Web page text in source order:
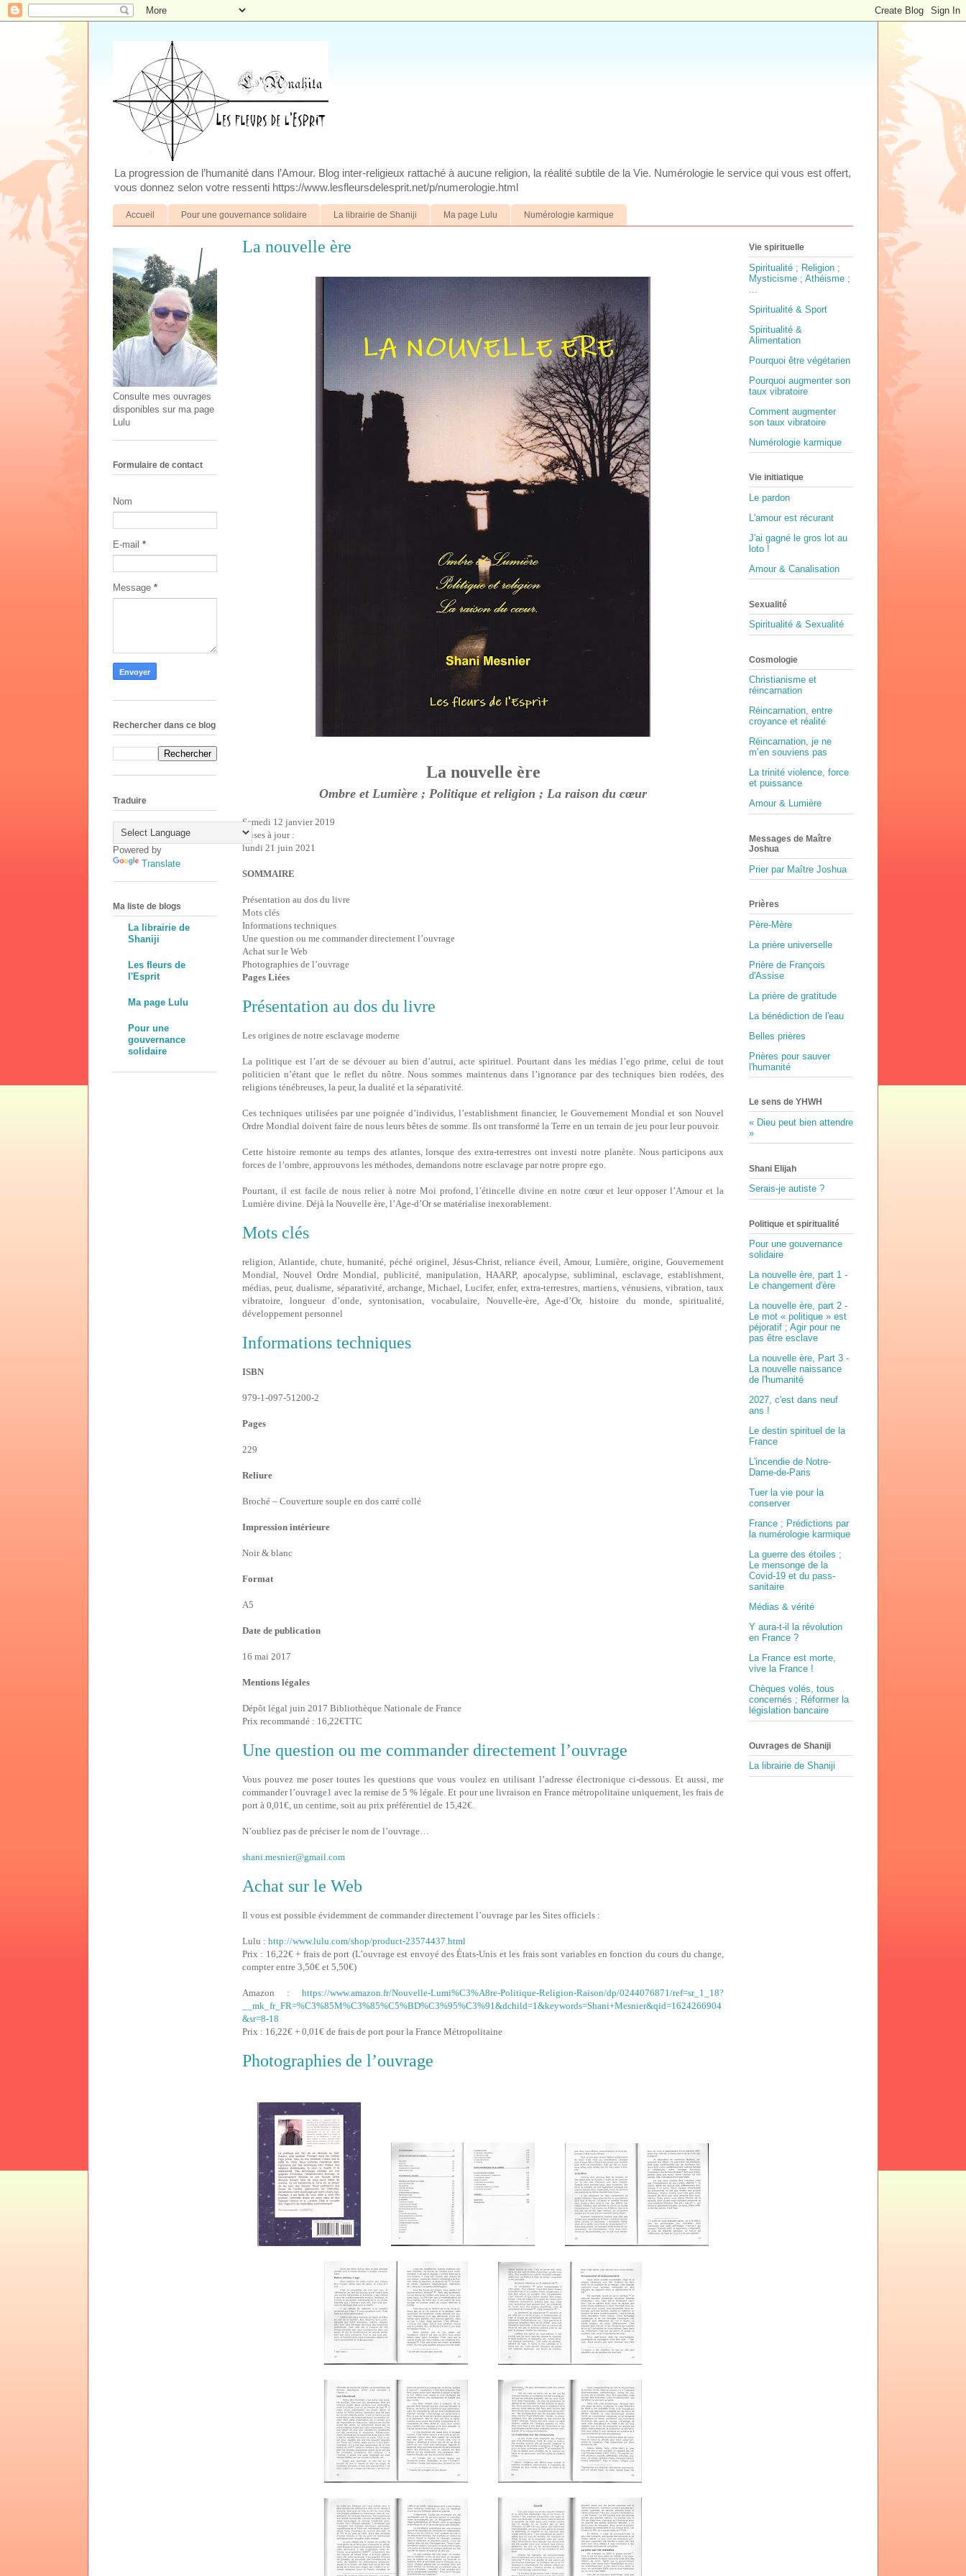
La progression de l’humanité dans l’Amour. Blog inter-religieux rattaché à aucune religion, la réalité subtile de la Vie. Numérologie le service qui vous est offert,
vous donnez selon votre ressenti https://www.lesfleursdelesprit.net/p/numerologie.html
Accueil Pour une gouvernance solidaire La librairie de Shaniji Ma page Lulu Numérologie karmique
La nouvelle ère
La nouvelle ère
Ombre et Lumière ; Politique et religion ; La raison du cœur
Samedi 12 janvier 2019
Mises à jour :
lundi 21 juin 2021
SOMMAIRE
Présentation au dos du livre
Mots clés
Informations techniques
Une question ou me commander directement l’ouvrage
Achat sur le Web
Photographies de l’ouvrage
Pages Liées
Présentation au dos du livre
Les origines de notre esclavage moderne
La politique est l’art de se dévouer au bien d’autrui, acte spirituel. Pourtant dans les médias l’ego prime, celui de tout
politicien n’étant que le reflet du nôtre. Nous sommes maintenus dans l’ignorance par des techniques bien rodées, des
religions ténébreuses, la peur, la dualité et la séparativité.
Ces techniques utilisées par une poignée d’individus, l’establishment financier, le Gouvernement Mondial et son Nouvel
Ordre Mondial doivent faire de nous leurs bêtes de somme. Ils ont transformé la Terre en un terrain de jeu pour leur pouvoir.
Cette histoire remonte au temps des atlantes, lorsque des extra-terrestres ont investi notre planète. Nous participons aux
forces de l’ombre, approuvons les méthodes, demandons notre esclavage par notre propre ego.
Pourtant, il est facile de nous relier à notre Moi profond, l’étincelle divine en notre cœur et leur opposer l’Amour et la
Lumière divine. Déjà la Nouvelle ère, l’Age-d’Or se matérialise inexorablement.
Mots clés
religion, Atlantide, chute, humanité, péché originel, Jésus-Christ, reliance éveil, Amour, Lumière, origine, Gouvernement
Mondial, Nouvel Ordre Mondial, publicité, manipulation, HAARP, apocalypse, subliminal, esclavage, establishment,
médias, peur, dualisme, séparativité, archange, Michael, Lucifer, enfer, extra-terrestres, martiens, vénusiens, vibration, taux
vibratoire, longueur d’onde, syntonisation, vocabulaire, Nouvelle-ère, Age-d’Or, histoire du monde, spiritualité,
développement personnel
Informations techniques
ISBN
979-1-097-51200-2
Pages
229
Reliure
Broché – Couverture souple en dos carré collé
Impression intérieure
Noir & blanc
Format
A5
Date de publication
16 mai 2017
Mentions légales
Dépôt légal juin 2017 Bibliothèque Nationale de France
Prix recommandé : 16,22€TTC
Une question ou me commander directement l’ouvrage
Vous pouvez me poser toutes les questions que vous voulez en utilisant l’adresse électronique ci-dessous. Et aussi, me
commander l’ouvrage1 avec la remise de 5 % légale. Et pour une livraison en France métropolitaine uniquement, les frais de
port à 0,01€, un centime, soit au prix préférentiel de 15,42€.
N’oubliez pas de préciser le nom de l’ouvrage…
shani.mesnier@gmail.com
Achat sur le Web
Il vous est possible évidemment de commander directement l’ouvrage par les Sites officiels :
Lulu : http://www.lulu.com/shop/product-23574437.html
Prix : 16,22€ + frais de port (L’ouvrage est envoyé des États-Unis et les frais sont variables en fonction du cours du change,
compter entre 3,50€ et 5,50€)
Amazon : https://www.amazon.fr/Nouvelle-Lumi%C3%A8re-Politique-Religion-Raison/dp/0244076871/ref=sr_1_18?
__mk_fr_FR=%C3%85M%C3%85%C5%BD%C3%95%C3%91&dchild=1&keywords=Shani+Mesnier&qid=1624266904
&sr=8-18
Prix : 16,22€ + 0,01€ de frais de port pour la France Métropolitaine
Photographies de l’ouvrage
Consulte mes ouvrages
disponibles sur ma page
Lulu
Formulaire de contact
Nom
E-mail *
Message *
Rechercher dans ce blog
Traduire
Powered by
Translate
Ma liste de blogs
La librairie de
Shaniji
Les fleurs de
l'Esprit
Ma page Lulu
Pour une
gouvernance
solidaire
Vie spirituelle
Spiritualité ; Religion ;
Mysticisme ; Athéisme ;
Spiritualité & Sport
Spiritualité &
Alimentation
Pourquoi être végétarien
Pourquoi augmenter son
taux vibratoire
Comment augmenter
son taux vibratoire
Numérologie karmique
Vie initiatique
Le pardon
L'amour est récurant
J'ai gagné le gros lot au
loto !
Amour & Canalisation
Sexualité
Spiritualité & Sexualité
Cosmologie
Christianisme et
réincarnation
Réincarnation, entre
croyance et réalité
Réincarnation, je ne
m’en souviens pas
La trinité violence, force
et puissance
Amour & Lumière
Messages de Maître
Joshua
Prier par Maître Joshua
Prières
Père-Mère
La prière universelle
Prière de François
d'Assise
La prière de gratitude
La bénédiction de l'eau
Belles prières
Prières pour sauver
l'humanité
Le sens de YHWH
« Dieu peut bien attendre
»
Shani Elijah
Serais-je autiste ?
Politique et spiritualité
Pour une gouvernance
solidaire
La nouvelle ère, part 1 -
Le changement d'ère
La nouvelle ère, part 2 -
Le mot « politique » est
péjoratif ; Agir pour ne
pas être esclave
La nouvelle ère, Part 3 -
La nouvelle naissance
de l'humanité
2027, c'est dans neuf
ans !
Le destin spirituel de la
France
L'incendie de Notre-
Dame-de-Paris
Tuer la vie pour la
conserver
France ; Prédictions par
la numérologie karmique
La guerre des étoiles ;
Le mensonge de la
Covid-19 et du pass-
sanitaire
Médias & vérité
Y aura-t-il la révolution
en France ?
La France est morte,
vive la France !
Chèques volés, tous
concernés ; Réformer la
législation bancaire
Ouvrages de Shaniji
La librairie de Shaniji